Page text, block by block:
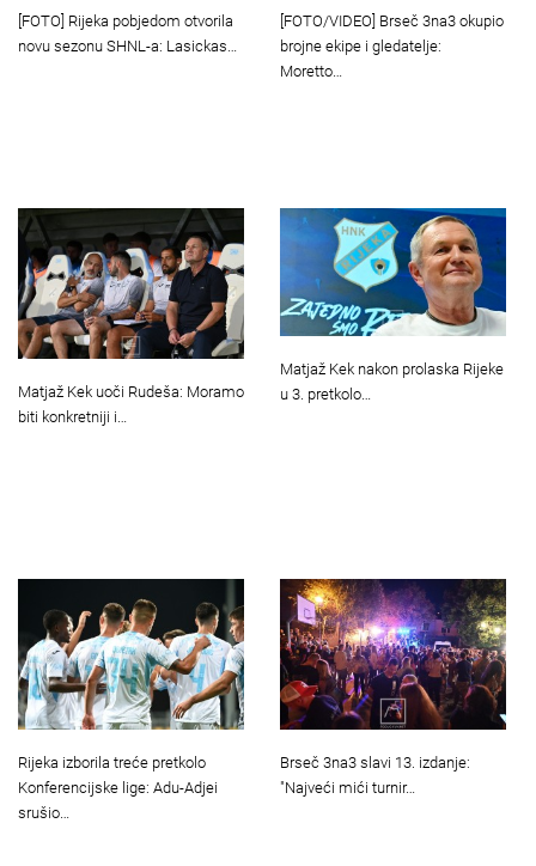
[FOTO] Rijeka pobjedom otvorila
novu sezonu SHNL-a: Lasickas…
[FOTO/VIDEO] Brseč 3na3 okupio
brojne ekipe i gledatelje:
Moretto…
Matjaž Kek uoči Rudeša: Moramo
biti konkretniji i…
Matjaž Kek nakon prolaska Rijeke
u 3. pretkolo…
Rijeka izborila treće pretkolo
Konferencijske lige: Adu-Adjei
srušio…
Brseč 3na3 slavi 13. izdanje:
"Najveći mići turnir…